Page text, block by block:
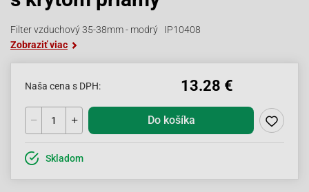
Filter vzduchový 35-38mm - modrý IP10408
Zobraziť viac
Naša cena s DPH: 13.28 €
Do košíka
Skladom